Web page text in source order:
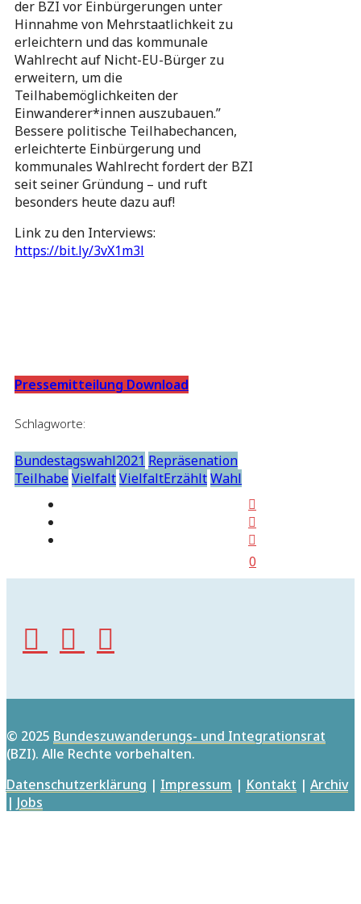
der BZI vor Einbürgerungen unter
Hinnahme von Mehrstaatlichkeit zu
erleichtern und das kommunale
Wahlrecht auf Nicht-EU-Bürger zu
erweitern, um die
Teilhabemöglichkeiten der
Einwanderer*innen auszubauen.”
Bessere politische Teilhabechancen,
erleichterte Einbürgerung und
kommunales Wahlrecht fordert der BZI
seit seiner Gründung – und ruft
besonders heute dazu auf!
Link zu den Interviews:
https://bit.ly/3vX1m3l
Pressemitteilung Download
Schlagworte:
Bundestagswahl2021 Repräsenation
TeilhabeVielfaltVielfaltErzähltWahl
0
© 2025 Bundeszuwanderungs- und Integrationsrat
(BZI). Alle Rechte vorbehalten.
Datenschutzerklärung | Impressum | Kontakt | Archiv
| Jobs